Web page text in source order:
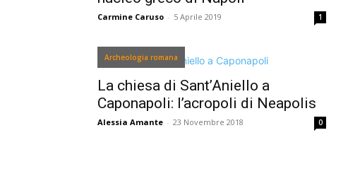
Carmine Caruso - 5 Aprile 2019 1
Archeologia romana
La chiesa di Sant’Aniello a
Caponapoli: l’acropoli di Neapolis
Alessia Amante - 23 Novembre 2018 0